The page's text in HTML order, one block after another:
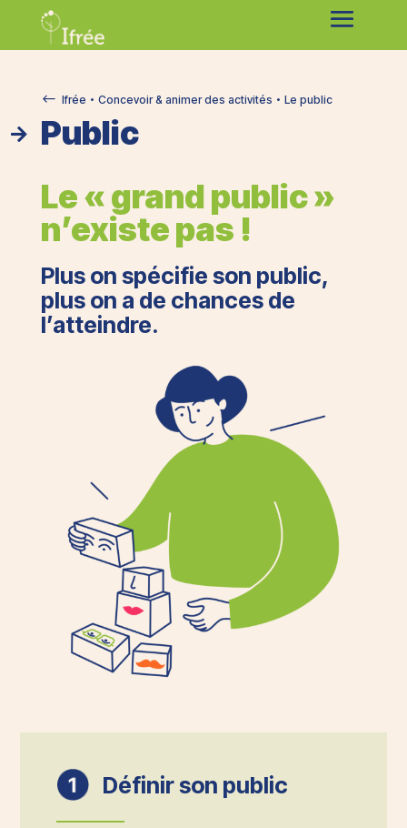
# Ifrée  Concevoir & animer des activités  Le public

Public
Le « grand public »
n’existe pas !
Plus on spécifie son public,
plus on a de chances de
l’atteindre.
Définir son public